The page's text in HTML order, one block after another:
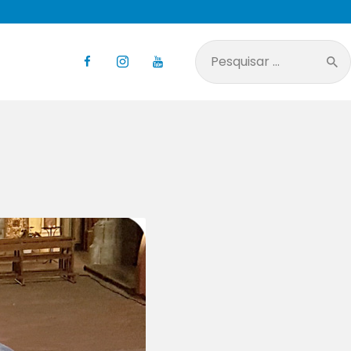
Pesquisar
por: